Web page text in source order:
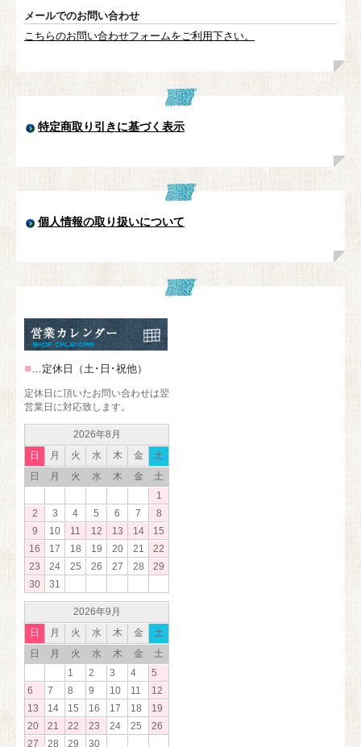
メールでのお問い合わせ
こちらのお問い合わせフォームをご利用下さい。
特定商取り引きに基づく表示
個人情報の取り扱いについて